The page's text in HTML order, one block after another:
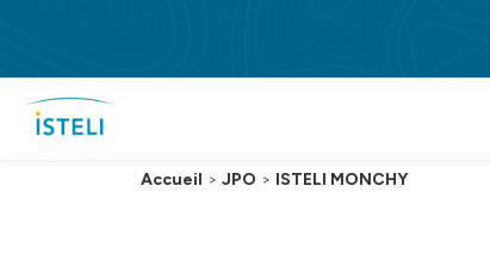
Accueil > JPO > ISTELI MONCHY